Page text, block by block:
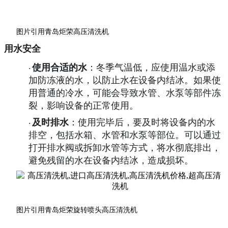
图片引用青岛炬荣高压清洗机
用水安全
· 使用合适的水 ：冬季气温低，应使用温水或添
加防冻液的水，以防止水在设备内结冰。如果使
用普通的冷水，可能会导致水管、水泵等部件冻
裂，影响设备的正常使用。
· 及时排水 ：使用完毕后，要及时将设备内的水
排空，包括水箱、水管和水泵等部位。可以通过
打开排水阀或拆卸水管等方式，将水彻底排出，
避免残留的水在设备内结冰，造成损坏。
图片引用青岛炬荣旋转喷头高压清洗机